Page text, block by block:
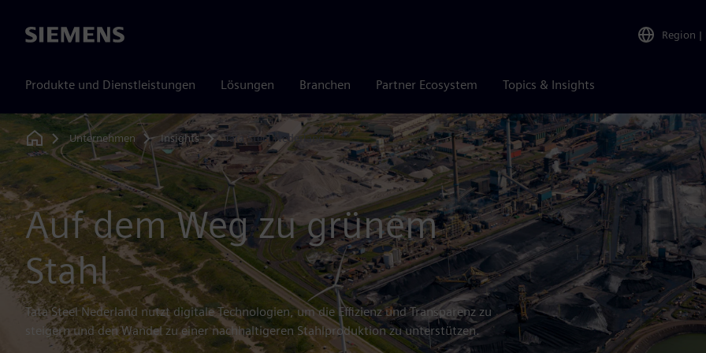
Siemens Region |
Produkte und Dienstleistungen Lösungen Branchen Partner Ecosystem Topics & Insights
Home
Unternehmen Insights Tata Steel Nederland
Auf dem Weg zu grünem
Stahl
Tata Steel Nederland nutzt digitale Technologien, um die Effizienz und Transparenz zu
steigern und den Wandel zu einer nachhaltigeren Stahlproduktion zu unterstützen.